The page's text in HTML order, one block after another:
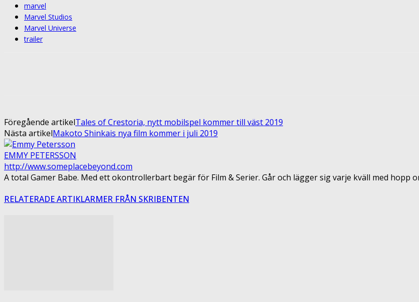
marvel
Marvel Studios
Marvel Universe
trailer
Föregående artikelTales of Crestoria, nytt mobilspel kommer till väst 2019
Nästa artikelMakoto Shinkais nya film kommer i juli 2019
EMMY PETERSSON
http://www.someplacebeyond.com
A total Gamer Babe. Med ett okontrollerbart begär för Film & Serier. Går och lägger sig varje kväll med hopp
RELATERADE ARTIKLARMER FRÅN SKRIBENTEN